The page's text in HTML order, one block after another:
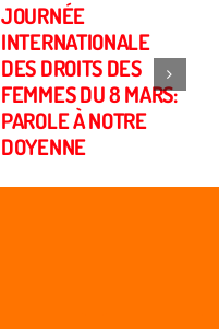
JOURNÉE
INTERNATIONALE
DES DROITS DES
FEMMES DU 8 MARS:
PAROLE À NOTRE
DOYENNE